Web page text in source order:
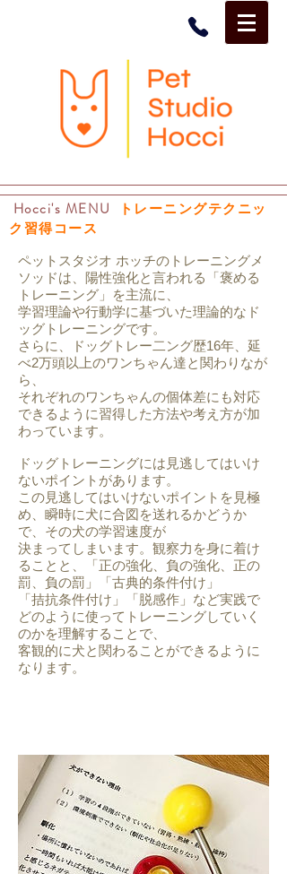
Hocci's MENU
トレーニングテクニッ
ク習得コース
ペットスタジオ ホッチのトレーニングメ
ソッドは、陽性強化と言われる「褒める
トレーニング」を主流に、
学習理論や行動学に基づいた理論的なド
ッグトレーニングです。
さらに、ドッグトレー二ング歴16年、延
べ2万頭以上のワンちゃん達と関わりなが
ら、
それぞれのワンちゃんの個体差にも対応
できるように習得した方法や考え方が加
わっています。
ドッグトレーニングには見逃してはいけ
ないポイントがあります。
この見逃してはいけないポイントを見極
め、瞬時に犬に合図を送れるかどうか
で、その犬の学習速度が
決まってしまいます。観察力を身に着け
ることと、「正の強化、負の強化、正の
罰、負の罰」「古典的条件付け」
「拮抗条件付け」「脱感作」など実践で
どのように使ってトレーニングしていく
のかを理解することで、
客観的に犬と関わることができるように
なります。